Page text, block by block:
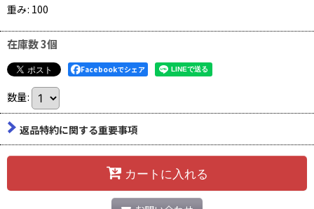
重み: 100
在庫数 3個
Facebookでシェア
数量:
返品特約に関する重要事項
カートに入れる